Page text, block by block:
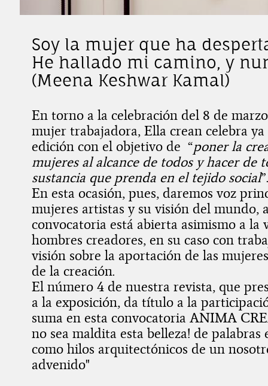
Soy la mujer que ha
He hallado mi camino, y
(Meena Keshwar Kamal)
En torno a la celebración del 8 de
mujer trabajadora, Ella crean celebra
edición con el objetivo de “poner la
mujeres al alcance de todos y hacer de
sustancia que prenda en el tejido social”.
En esta ocasión, pues, daremos voz
mujeres artistas y su visión del mundo,
convocatoria está abierta asimismo a la
hombres creadores, en su caso con
visión sobre la aportación de las
de la creación.
El número 4 de nuestra revista, que
a la exposición, da título a la
suma en esta convocatoria ANIMA
no sea maldita esta belleza! de palabras
como hilos arquitectónicos de un
advenido"